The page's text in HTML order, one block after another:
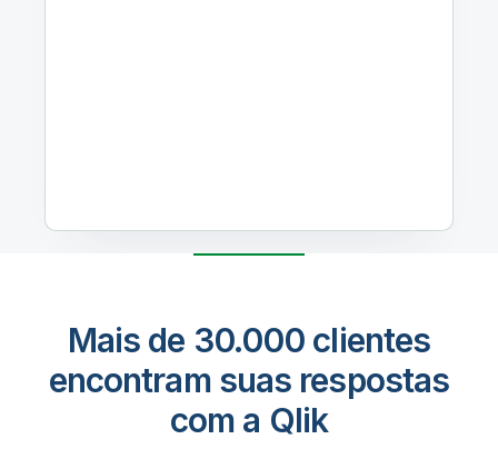
Mais de 30.000 clientes
encontram suas respostas
com a Qlik